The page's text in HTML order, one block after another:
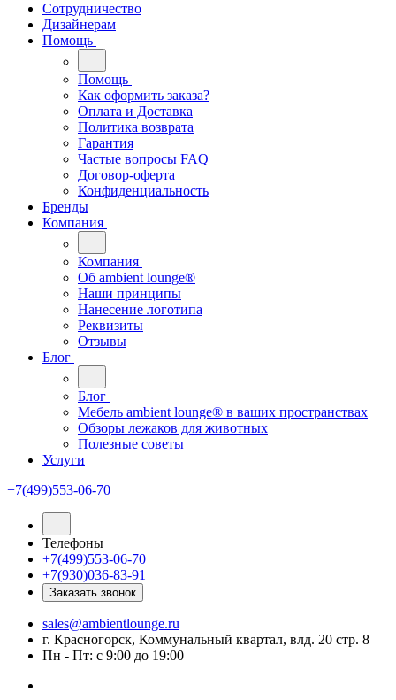
Сотрудничество
Дизайнерам
Помощь
Помощь
Как оформить заказа?
Оплата и Доставка
Политика возврата
Гарантия
Частые вопросы FAQ
Договор-оферта
Конфиденциальность
Бренды
Компания
Компания
Oб ambient lounge®
Наши принципы
Нанесение логотипа
Реквизиты
Отзывы
Блог
Блог
Мебель ambient lounge® в ваших пространствах
Обзоры лежаков для животных
Полезные советы
Услуги
+7(499)553-06-70
Телефоны
+7(499)553-06-70
+7(930)036-83-91
Заказать звонок
sales@ambientlounge.ru
г. Красногорск, Коммунальный квартал, влд. 20 стр. 8
Пн - Пт: с 9:00 до 19:00